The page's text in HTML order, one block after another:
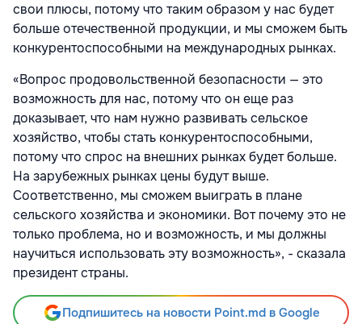
свои плюсы, потому что таким образом у нас будет
больше отечественной продукции, и мы сможем быть
конкурентоспособными на международных рынках.
«Вопрос продовольственной безопасности — это
возможность для нас, потому что он еще раз
доказывает, что нам нужно развивать сельское
хозяйство, чтобы стать конкурентоспособными,
потому что спрос на внешних рынках будет больше.
На зарубежных рынках цены будут выше.
Соответственно, мы сможем выиграть в плане
сельского хозяйства и экономики. Вот почему это не
только проблема, но и возможность, и мы должны
научиться использовать эту возможность», - сказала
президент страны.
Подпишитесь на новости Point.md в Google